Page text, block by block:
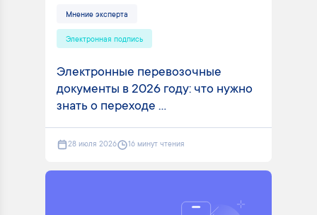
Мнение эксперта
Электронная подпись
Электронные перевозочные
документы в 2026 году: что нужно
знать о переходе ...
28 июля 2026 16 минут чтения